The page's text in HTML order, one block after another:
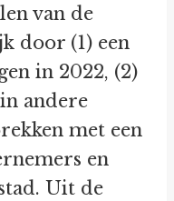
van de
door (1) een
in 2022, (2)
andere
met een
en
Uit de